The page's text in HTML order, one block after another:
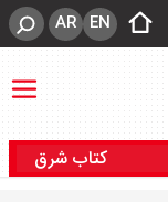
EN
AR
کتاب شرق